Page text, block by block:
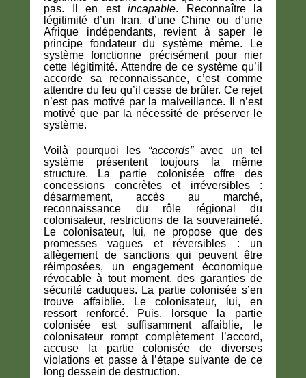
pas. Il en est incapable. Reconnaître la
légitimité d’un Iran, d’une Chine ou d’une
Afrique indépendants, revient à saper le
principe fondateur du système même. Le
système fonctionne précisément pour nier
cette légitimité. Attendre de ce système qu’il
accorde sa reconnaissance, c’est comme
attendre du feu qu’il cesse de brûler. Ce rejet
n’est pas motivé par la malveillance. Il n’est
motivé que par la nécessité de préserver le
système.
Voilà pourquoi les “accords”avec un tel
système présentent toujours la même
structure. La partie colonisée offre des
concessions concrètes et irréversibles :
désarmement, accès au marché,
reconnaissance du rôle régional du
colonisateur, restrictions de la souveraineté.
Le colonisateur, lui, ne propose que des
promesses vagues et réversibles : un
allègement de sanctions qui peuvent être
réimposées, un engagement économique
révocable à tout moment, des garanties de
sécurité caduques. La partie colonisée s’en
trouve affaiblie. Le colonisateur, lui, en
ressort renforcé. Puis, lorsque la partie
colonisée est suffisamment affaiblie, le
colonisateur rompt complètement l’accord,
accuse la partie colonisée de diverses
violations et passe à l’étape suivante de ce
long dessein de destruction.